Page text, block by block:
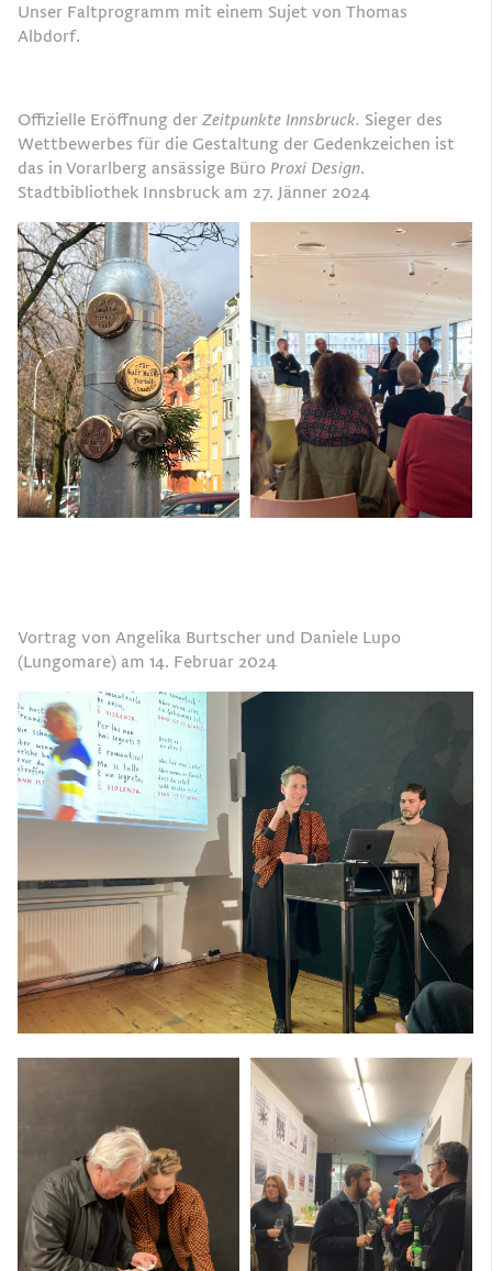
Unser Faltprogramm mit einem Sujet von Thomas
Albdorf.
Offizielle Eröffnung der Zeitpunkte Innsbruck. Sieger des
Wettbewerbes für die Gestaltung der Gedenkzeichen ist
das in Vorarlberg ansässige Büro Proxi Design.
Stadtbibliothek Innsbruck am 27. Jänner 2024
Vortrag von Angelika Burtscher und Daniele Lupo
(Lungomare) am 14. Februar 2024